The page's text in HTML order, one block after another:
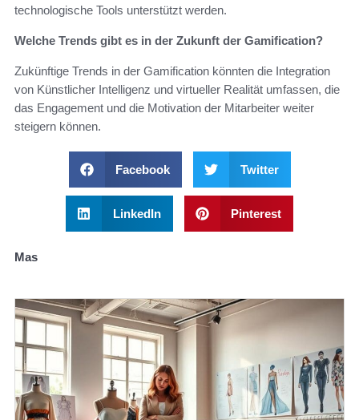
technologische Tools unterstützt werden.
Welche Trends gibt es in der Zukunft der Gamification?
Zukünftige Trends in der Gamification könnten die Integration
von Künstlicher Intelligenz und virtueller Realität umfassen, die
das Engagement und die Motivation der Mitarbeiter weiter
steigern können.
Facebook Twitter
LinkedIn Pinterest
Mas